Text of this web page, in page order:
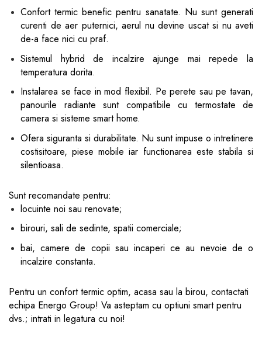
Confort termic benefic pentru sanatate. Nu sunt generati
curenti de aer puternici, aerul nu devine uscat si nu aveti
de-a face nici cu praf.
Sistemul hybrid de incalzire ajunge mai repede la
temperatura dorita.
Instalarea se face in mod flexibil. Pe perete sau pe tavan,
panourile radiante sunt compatibile cu termostate de
camera si sisteme smart home.
Ofera siguranta si durabilitate. Nu sunt impuse o intretinere
costisitoare, piese mobile iar functionarea este stabila si
silentioasa.
Sunt recomandate pentru:
locuinte noi sau renovate;
birouri, sali de sedinte, spatii comerciale;
bai, camere de copii sau incaperi ce au nevoie de o
incalzire constanta.
Pentru un confort termic optim, acasa sau la birou, contactati
echipa Energo Group! Va asteptam cu optiuni smart pentru
dvs.; intrati in legatura cu noi!